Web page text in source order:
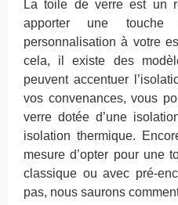
La toile de verre est un
apporter une
personnalisation à votre
cela, il existe des
peuvent accentuer
vos convenances, vous
verre dotée d’une
isolation thermique.
mesure d’opter pour une
classique ou avec pré-
pas, nous saurons